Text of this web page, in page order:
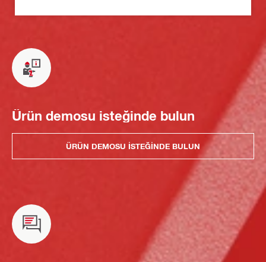
Ürün demosu isteğinde bulun
ÜRÜN DEMOSU ISTEĞINDE BULUN